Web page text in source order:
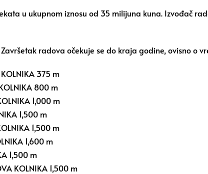
u ukupnom iznosu od 35 milijuna kuna. Izvođač
radova očekuje se do kraja godine, ovisno o
375 m
800 m
1,000 m
1,500 m
1,500 m
1,600 m
1,500 m
KOLNIKA 1,500 m